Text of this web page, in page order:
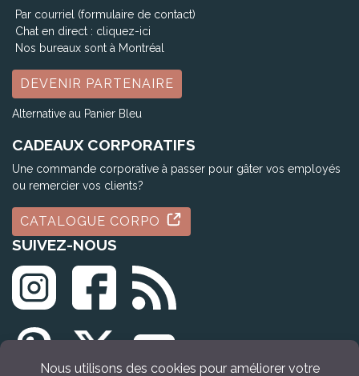
Par courriel (formulaire de contact)
Chat en direct : cliquez-ici
Nos bureaux sont à Montréal
DEVENIR PARTENAIRE
Alternative au Panier Bleu
CADEAUX CORPORATIFS
Une commande corporative à passer pour gâter vos employés
ou remercier vos clients?
CATALOGUE CORPO
SUIVEZ-NOUS